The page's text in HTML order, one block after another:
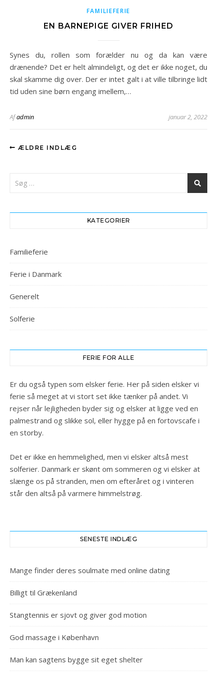
FAMILIEFERIE
EN BARNEPIGE GIVER FRIHED
Synes du, rollen som forælder nu og da kan være
drænende? Det er helt almindeligt, og det er ikke noget, du
skal skamme dig over. Der er intet galt i at ville tilbringe lidt
tid uden sine børn engang imellem,…
Afadmin januar 2, 2022
ÆLDRE INDLÆG
KATEGORIER
Familieferie
Ferie i Danmark
Generelt
Solferie
FERIE FOR ALLE
Er du også typen som elsker ferie. Her på siden elsker vi
ferie så meget at vi stort set ikke tænker på andet. Vi
rejser når lejligheden byder sig og elsker at ligge ved en
palmestrand og slikke sol, eller hygge på en fortovscafe i
en storby.
Det er ikke en hemmelighed, men vi elsker altså mest
solferier. Danmark er skønt om sommeren og vi elsker at
slænge os på stranden, men om efteråret og i vinteren
står den altså på varmere himmelstrøg.
SENESTE INDLÆG
Mange finder deres soulmate med online dating
Billigt til Grækenland
Stangtennis er sjovt og giver god motion
God massage i København
Man kan sagtens bygge sit eget shelter